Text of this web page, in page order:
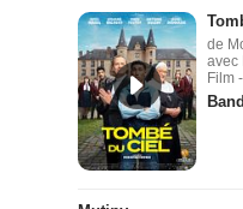
de
avec
Film